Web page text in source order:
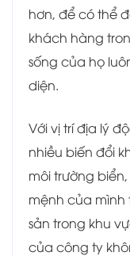
hơn, để có thể
khách hàng
sống của họ
diện.
Với vị trí địa lý
nhiều biến đổi
môi trường
mệnh của
sản trong khu
của công ty